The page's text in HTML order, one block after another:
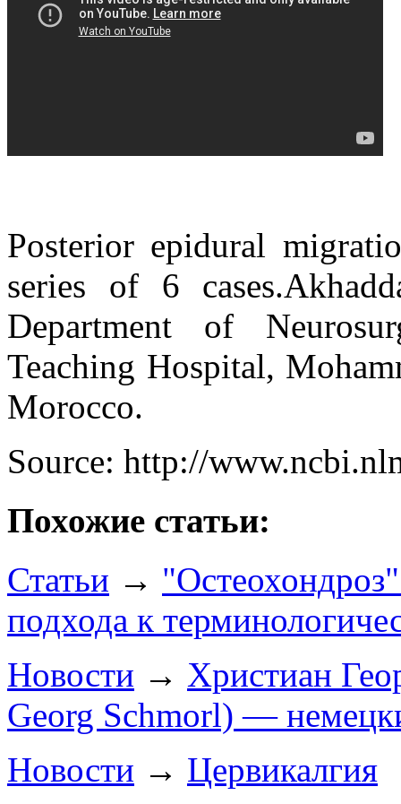
Posterior epidural
series of 6
Department of
Teaching Hospital,
Morocco.
Source: http://
Похожие статьи:
Статьи →
подхода к
Новости → Христиан
Georg Schmorl) —
Новости → Цервикалгия